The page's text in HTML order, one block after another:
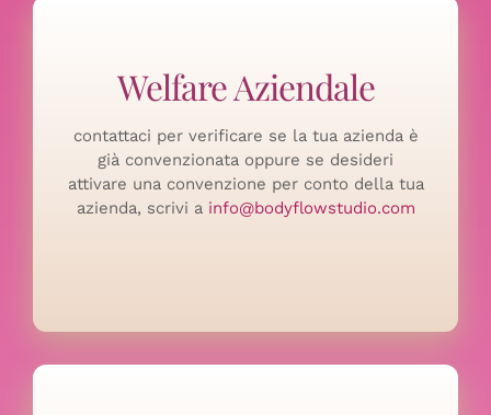
Welfare Aziendale
contattaci per verificare se la tua azienda è
già convenzionata oppure se desideri
attivare una convenzione per conto della tua
azienda, scrivi a info@bodyflowstudio.com